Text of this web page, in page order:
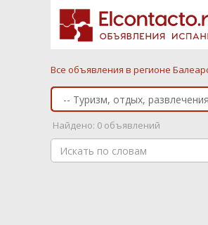
Все объявления в регионе
Найдено: 0 объявлений